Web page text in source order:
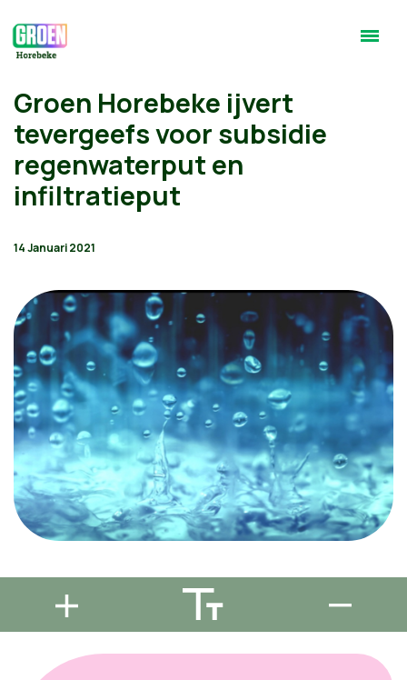
Groen Horebeke ijvert
tevergeefs voor subsidie
regenwaterput en
infiltratieput
14 Januari 2021